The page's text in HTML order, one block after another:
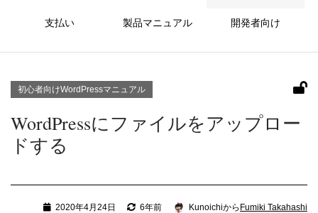
支払い 製品マニュアル 開発者向け
初心者向けWordPressマニュアル
WordPressにファイルをアップロー
ドする
2020年4月24日 6年前 Kunoichiから Fumiki Takahashi